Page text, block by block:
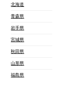
北海道
青森県
岩手県
宮城県
秋田県
山形県
福島県